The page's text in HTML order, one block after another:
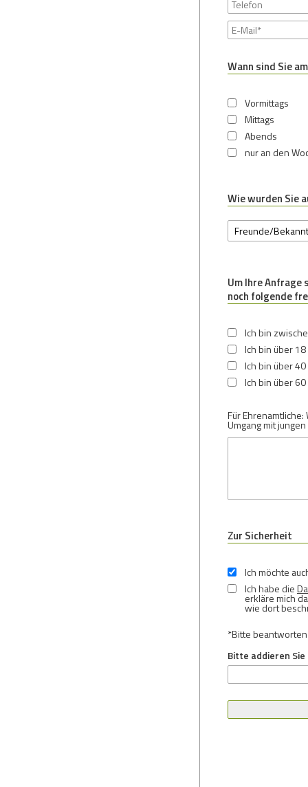
Wann sind Sie
Vormittags
Mittags
Abends
nur an den
Wie wurden Sie
Um Ihre
noch folgende
Ich bin
Ich bin über 18
Ich bin über 40
Ich bin über 60
Für
Umgang mit
Zur Sicherheit
Ich möchte
Ich habe die
erkläre mich
wie dort
Bitte
*
Bitte addieren Sie